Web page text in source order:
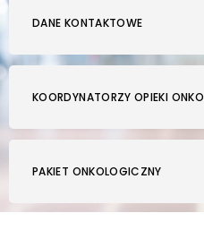
DANE KONTAKTOWE
KOORDYNATORZY OPIEKI
PAKIET ONKOLOGICZNY